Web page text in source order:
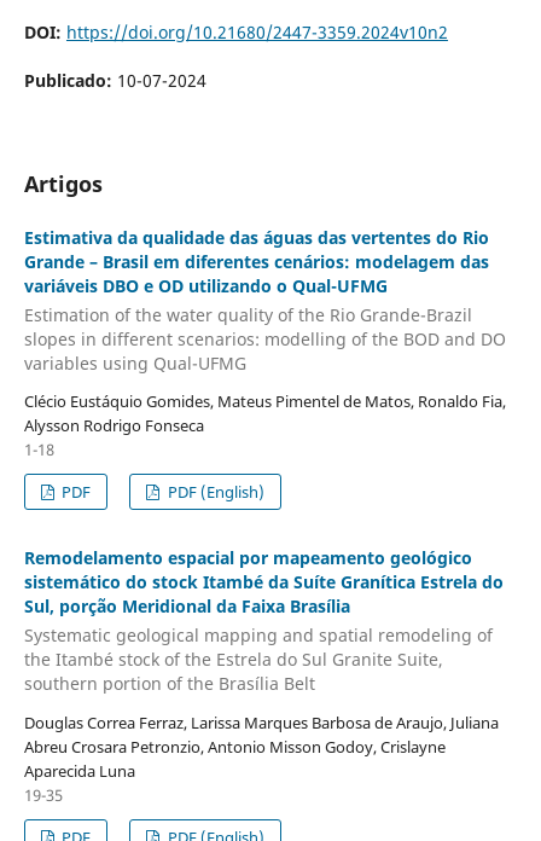
DOI: https://doi.org/10.21680/2447-3359.2024v10n2
Publicado: 10-07-2024
Artigos
Estimativa da qualidade das águas das vertentes do Rio
Grande – Brasil em diferentes cenários: modelagem das
variáveis DBO e OD utilizando o Qual-UFMG
Estimation of the water quality of the Rio Grande-Brazil
slopes in different scenarios: modelling of the BOD and DO
variables using Qual-UFMG
Clécio Eustáquio Gomides, Mateus Pimentel de Matos, Ronaldo Fia,
Alysson Rodrigo Fonseca
1-18
PDF
PDF (English)
Remodelamento espacial por mapeamento geológico
sistemático do stock Itambé da Suíte Granítica Estrela do
Sul, porção Meridional da Faixa Brasília
Systematic geological mapping and spatial remodeling of
the Itambé stock of the Estrela do Sul Granite Suite,
southern portion of the Brasília Belt
Douglas Correa Ferraz, Larissa Marques Barbosa de Araujo, Juliana
Abreu Crosara Petronzio, Antonio Misson Godoy, Crislayne
Aparecida Luna
19-35